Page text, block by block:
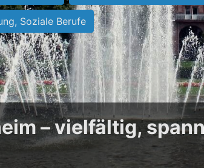
Soziale Berufe
– vielfältig,